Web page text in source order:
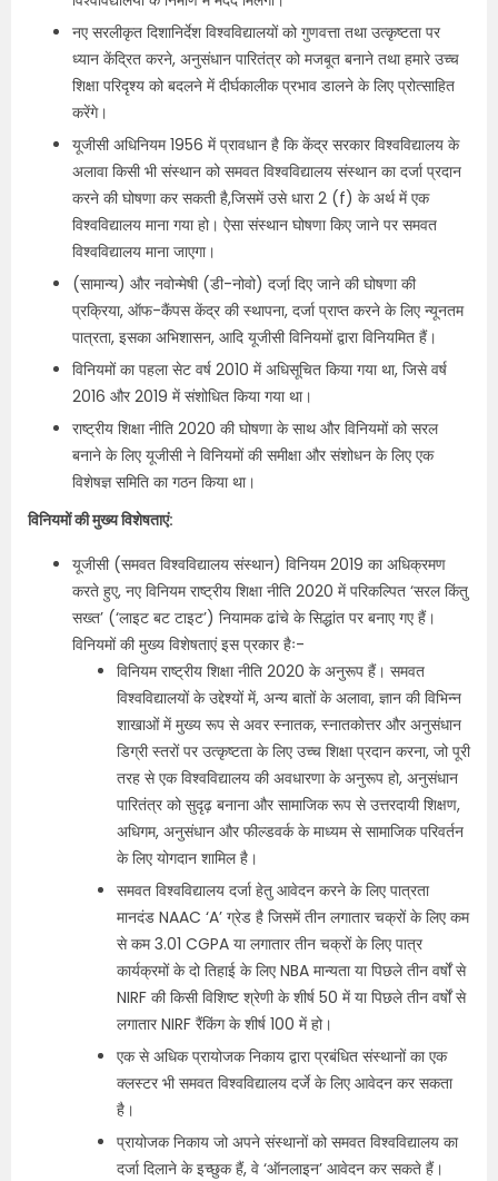
नए सरलीकृत दिशानिर्देश विश्वविद्यालयों को गुणवत्ता तथा उत्कृष्टता पर
ध्यान केंद्रित करने, अनुसंधान पारितंत्र को मजबूत बनाने तथा हमारे उच्च
शिक्षा परिदृश्य को बदलने में दीर्घकालीक प्रभाव डालने के लिए प्रोत्साहित
करेंगे।
यूजीसी अधिनियम 1956 में प्रावधान है कि केंद्र सरकार विश्वविद्यालय के
अलावा किसी भी संस्थान को समवत विश्‍वविद्यालय संस्‍थान का दर्जा प्रदान
करने की घोषणा कर सकती है,जिसमें उसे धारा 2 (f) के अर्थ में एक
विश्वविद्यालय माना गया हो। ऐसा संस्‍थान घोषणा किए जाने पर समवत
विश्वविद्यालय माना जाएगा।
(सामान्य) और नवोन्मेषी (डी-नोवो) दर्जा़ दिए जाने की घोषणा की
प्रक्रिया, ऑफ-कैंपस केंद्र की स्थापना, दर्जा प्राप्त करने के लिए न्यूनतम
पात्रता, इसका अभिशासन, आदि यूजीसी विनियमों द्वारा विनियमित हैं।
विनियमों का पहला सेट वर्ष 2010 में अधिसूचित किया गया था, जिसे वर्ष
2016 और 2019 में संशोधित किया गया था।
राष्ट्रीय शिक्षा नीति 2020 की घोषणा के साथ और विनियमों को सरल
बनाने के लिए यूजीसी ने विनियमों की समीक्षा और संशोधन के लिए एक
विशेषज्ञ समिति का गठन किया था।
विनियमों की मुख्य विशेषताएं:
यूजीसी (समवत विश्वविद्यालय संस्थान) विनियम 2019 का अधिक्रमण
करते हुए, नए विनियम राष्ट्रीय शिक्षा नीति 2020 में परिकल्पित ‘सरल किंतु
सख्त’ (‘लाइट बट टाइट’) नियामक ढांचे के सिद्धांत पर बनाए गए हैं।
विनियमों की मुख्य विशेषताएं इस प्रकार हैः-
विनियम राष्ट्रीय शिक्षा नीति 2020 के अनुरूप हैं। समवत
विश्वविद्यालयों के उद्देश्यों में, अन्य बातों के अलावा, ज्ञान की विभिन्न
शाखाओं में मुख्य रूप से अवर स्नातक, स्नातकोत्तर और अनुसंधान
डिग्री स्तरों पर उत्कृष्टता के लिए उच्च शिक्षा प्रदान करना, जो पूरी
तरह से एक विश्वविद्यालय की अवधारणा के अनुरूप हो, अनुसंधान
पारितंत्र को सुदृढ़ बनाना और सामाजिक रूप से उत्तरदायी शिक्षण,
अधिगम, अनुसंधान और फील्डवर्क के माध्यम से सामाजिक परिवर्तन
के लिए योगदान शामिल है।
समवत विश्वविद्यालय दर्जा हेतु आवेदन करने के लिए पात्रता
मानदंड NAAC ‘A’ ग्रेड है जिसमें तीन लगातार चक्रों के लिए कम
से कम 3.01 CGPA या लगातार तीन चक्रों के लिए पात्र
कार्यक्रमों के दो तिहाई के लिए NBA मान्यता या पिछले तीन वर्षों से
NIRF की किसी विशिष्ट श्रेणी के शीर्ष 50 में या पिछले तीन वर्षों से
लगातार NIRF रैंकिंग के शीर्ष 100 में हो।
एक से अधिक प्रायोजक निकाय द्वारा प्रबंधित संस्थानों का एक
क्लस्टर भी समवत विश्वविद्यालय दर्जे के लिए आवेदन कर सकता
है।
प्रायोजक निकाय जो अपने संस्थानों को समवत विश्वविद्यालय का
दर्जा दिलाने के इच्छुक हैं, वे ‘ऑनलाइन’ आवेदन कर सकते हैं।